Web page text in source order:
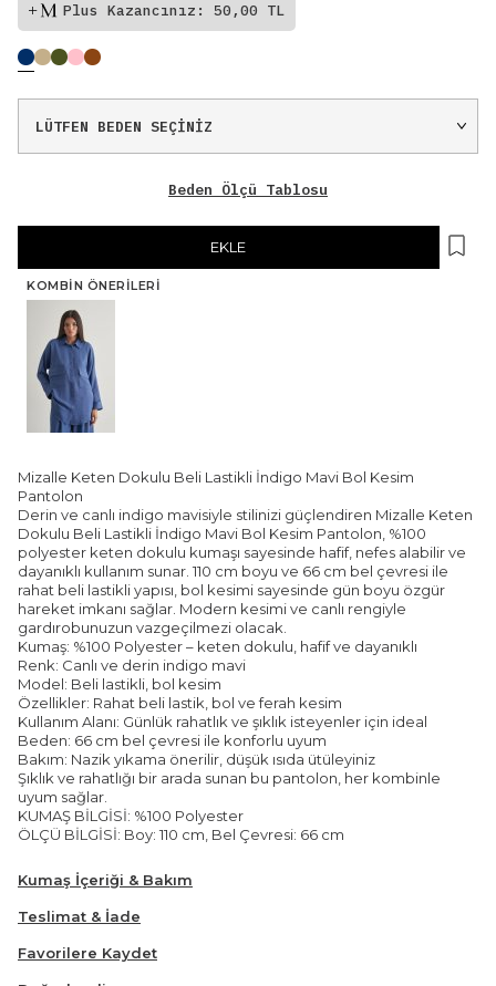
Plus Kazancınız: 50,00 TL
Beden Ölçü Tablosu
EKLE
KOMBIN ÖNERILERI
Mizalle Keten Dokulu Beli Lastikli İndigo Mavi Bol Kesim
Pantolon
Derin ve canlı indigo mavisiyle stilinizi güçlendiren Mizalle Keten
Dokulu Beli Lastikli İndigo Mavi Bol Kesim Pantolon, %100
polyester keten dokulu kumaşı sayesinde hafif, nefes alabilir ve
dayanıklı kullanım sunar. 110 cm boyu ve 66 cm bel çevresi ile
rahat beli lastikli yapısı, bol kesimi sayesinde gün boyu özgür
hareket imkanı sağlar. Modern kesimi ve canlı rengiyle
gardırobunuzun vazgeçilmezi olacak.
Kumaş: %100 Polyester – keten dokulu, hafif ve dayanıklı
Renk: Canlı ve derin indigo mavi
Model: Beli lastikli, bol kesim
Özellikler: Rahat beli lastik, bol ve ferah kesim
Kullanım Alanı: Günlük rahatlık ve şıklık isteyenler için ideal
Beden: 66 cm bel çevresi ile konforlu uyum
Bakım: Nazik yıkama önerilir, düşük ısıda ütüleyiniz
Şıklık ve rahatlığı bir arada sunan bu pantolon, her kombinle
uyum sağlar.
KUMAŞ BİLGİSİ: %100 Polyester
ÖLÇÜ BİLGİSİ: Boy: 110 cm, Bel Çevresi: 66 cm
Kumaş İçeriği & Bakım
Teslimat & İade
Favorilere Kaydet